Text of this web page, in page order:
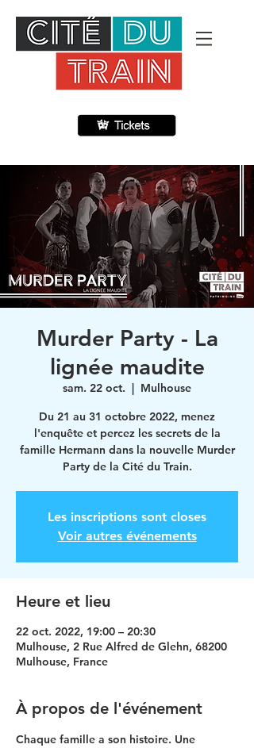
Murder Party - La
lignée maudite
sam. 22 oct.
  |
Mulhouse
Du 21 au 31 octobre 2022, menez
l'enquête et percez les secrets de la
famille Hermann dans la nouvelle Murder
Party de la Cité du Train.
Les inscriptions sont closes
Voir autres événements
Heure et lieu
22 oct. 2022, 19:00 – 20:30
Mulhouse, 2 Rue Alfred de Glehn, 68200
Mulhouse, France
À propos de l'événement
Chaque famille a son histoire. Une